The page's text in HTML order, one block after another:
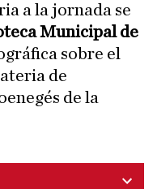
a la jornada se
Municipal de
sobre el
de
de la